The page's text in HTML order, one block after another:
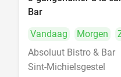
Bar
Vandaag
Morgen
Absoluut Bistro & Bar
Sint-Michielsgestel